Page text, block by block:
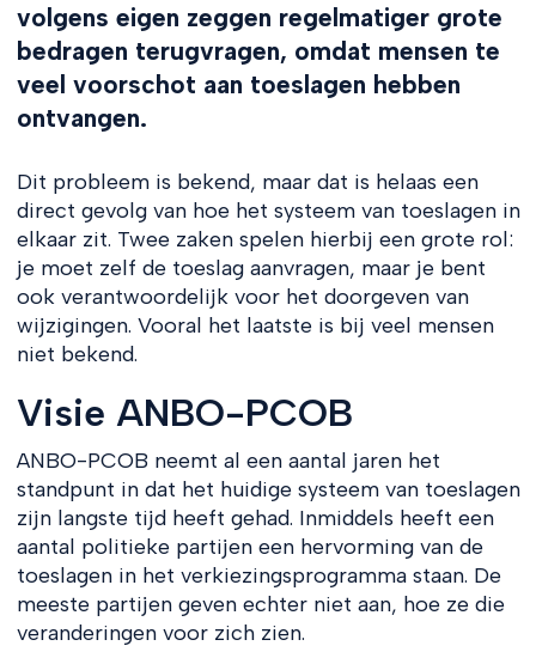
volgens eigen zeggen regelmatiger grote
bedragen terugvragen, omdat mensen te
veel voorschot aan toeslagen hebben
ontvangen.
Dit probleem is bekend, maar dat is helaas een
direct gevolg van hoe het systeem van toeslagen in
elkaar zit. Twee zaken spelen hierbij een grote rol:
je moet zelf de toeslag aanvragen, maar je bent
ook verantwoordelijk voor het doorgeven van
wijzigingen. Vooral het laatste is bij veel mensen
niet bekend.
Visie ANBO-PCOB
ANBO-PCOB neemt al een aantal jaren het
standpunt in dat het huidige systeem van toeslagen
zijn langste tijd heeft gehad. Inmiddels heeft een
aantal politieke partijen een hervorming van de
toeslagen in het verkiezingsprogramma staan. De
meeste partijen geven echter niet aan, hoe ze die
veranderingen voor zich zien.